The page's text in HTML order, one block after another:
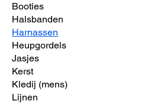
Booties
Halsbanden
Harnassen
Heupgordels
Jasjes
Kerst
Kledij (mens)
Lijnen